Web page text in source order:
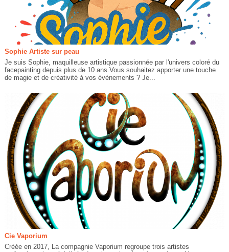
Sophie Artiste sur peau
Je suis Sophie, maquilleuse artistique passionnée par l'univers coloré du
facepainting depuis plus de 10 ans.Vous souhaitez apporter une touche
de magie et de créativité à vos événements ? Je...
Cie Vaporium
Créée en 2017, La compagnie Vaporium regroupe trois artistes